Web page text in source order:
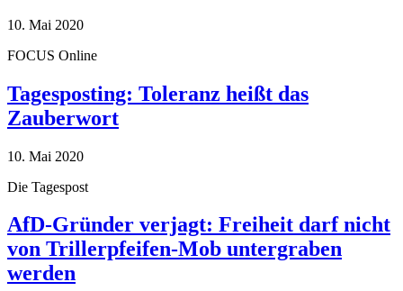
10. Mai 2020
FOCUS Online
Tagesposting: Toleranz heißt das
Zauberwort
10. Mai 2020
Die Tagespost
AfD-Gründer verjagt: Freiheit darf nicht
von Trillerpfeifen-Mob untergraben
werden